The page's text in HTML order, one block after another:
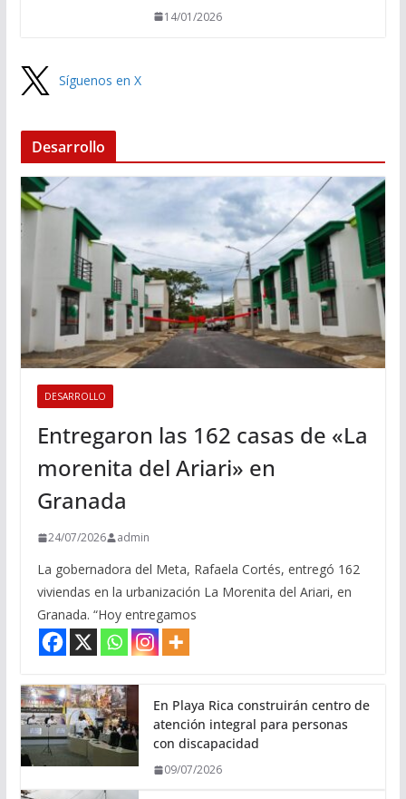
14/01/2026
Síguenos en X
Desarrollo
DESARROLLO
Entregaron las 162 casas de «La
morenita del Ariari» en
Granada
24/07/2026 admin
La gobernadora del Meta, Rafaela Cortés, entregó 162
viviendas en la urbanización La Morenita del Ariari, en
Granada. “Hoy entregamos
En Playa Rica construirán centro de
atención integral para personas
con discapacidad
09/07/2026